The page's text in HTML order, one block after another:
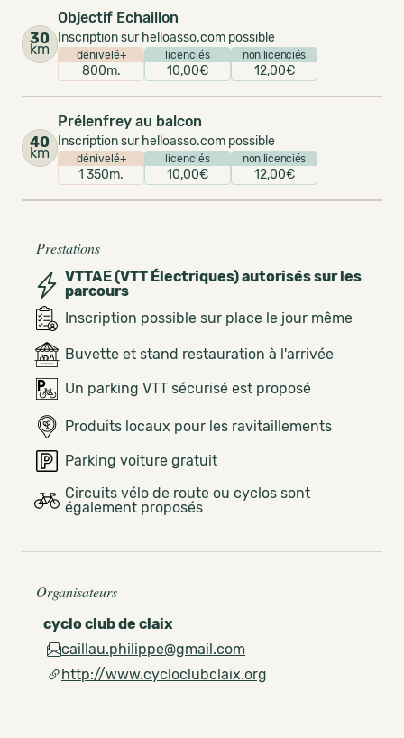
30
km
Objectif Echaillon
Inscription sur helloasso.com possible
dénivelé+
800m.
licenciés
10,00€
non licenciés
12,00€
40
km
Prélenfrey au balcon
Inscription sur helloasso.com possible
dénivelé+
1 350m.
licenciés
10,00€
non licenciés
12,00€
Prestations
VTTAE (VTT Électriques) autorisés sur les
parcours
Inscription possible sur place le jour même
Buvette et stand restauration à l'arrivée
Un parking VTT sécurisé est proposé
Produits locaux pour les ravitaillements
Parking voiture gratuit
Circuits vélo de route ou cyclos sont
également proposés
Organisateurs
cyclo club de claix
caillau.philippe@gmail.com
http://www.cycloclubclaix.org